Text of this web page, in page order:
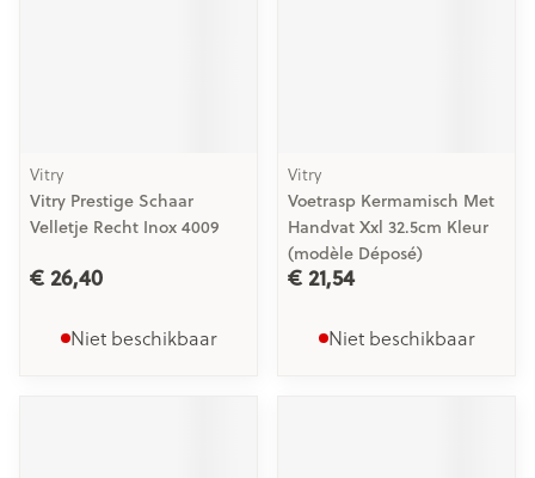
Vitry
Vitry Prestige Schaar
Velletje Recht Inox 4009
€ 26,40
Niet beschikbaar
Vitry
Voetrasp Kermamisch Met
Handvat Xxl 32.5cm Kleur
(modèle Déposé)
€ 21,54
Niet beschikbaar